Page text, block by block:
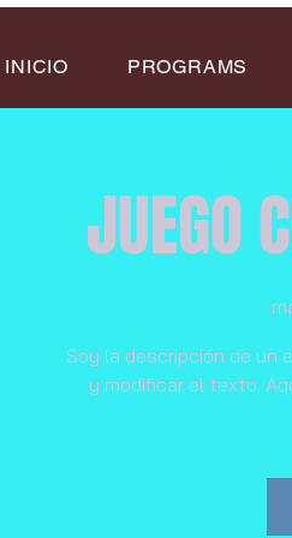
INICIO PROGRAMS
JUEGO
Soy la descripción de un
y modificar el texto.